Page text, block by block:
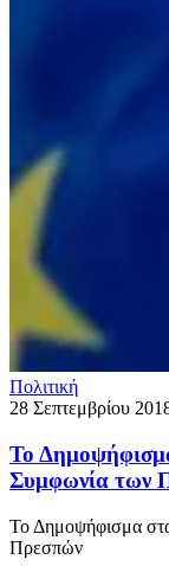
Πολιτική
28 Σεπτεμβρίου
Το
Συμφωνία των
Το Δημοψήφισμα
Πρεσπών